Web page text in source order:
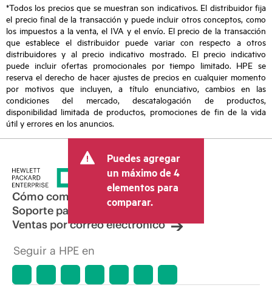
*Todos los precios que se muestran son indicativos. El distribuidor fija
el precio final de la transacción y puede incluir otros conceptos, como
los impuestos a la venta, el IVA y el envío. El precio de la transacción
que establece el distribuidor puede variar con respecto a otros
distribuidores y al precio indicativo mostrado. El precio indicativo
puede incluir ofertas promocionales por tiempo limitado. HPE se
reserva el derecho de hacer ajustes de precios en cualquier momento
por motivos que incluyen, a título enunciativo, cambios en las
condiciones del mercado, descatalogación de productos,
disponibilidad limitada de productos, promociones de fin de la vida
útil y errores en los anuncios.
Puedes agregar
un máximo de 4
elementos para
comparar.
Cómo comprar
Soporte para productos
Ventas por correo electrónico
Seguir a HPE en